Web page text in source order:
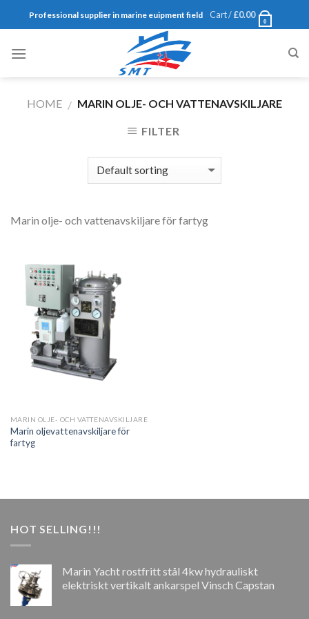
Professional supplier in marine euipment field Cart /£0.00
0
HOME / MARIN OLJE- OCH VATTENAVSKILJARE
FILTER
Marin olje- och vattenavskiljare för fartyg
MARIN OLJE- OCH VATTENAVSKILJARE
Marin oljevattenavskiljare för
fartyg
HOT SELLING!!!
Marin Yacht rostfritt stål 4kw hydrauliskt
elektriskt vertikalt ankarspel Vinsch Capstan